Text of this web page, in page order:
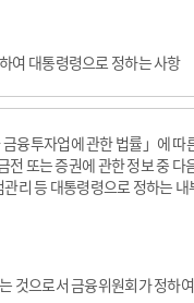
여 대통령령으로 정하는 사항
융투자업에 관한 법률」에
또는 증권에 관한 정보 중
리 등 대통령령으로 정하는
것으로서 금융위원회가 정하